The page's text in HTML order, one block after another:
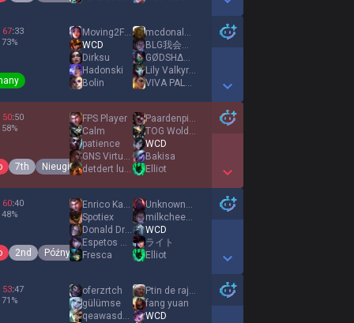
Show More Detail Games
67:33
73%
Moving2Fast
WCD
Dirksu
Hadonski
Bolin
mcdonalds bag
BLG我会赢PWadking
GØDSHΔRD DESCΞNT
Lily Valkyria
VIVA PALESTINA
Show More Detail Games
50:50
58%
7th Nieugięty
FPS Player
Calm
patience
GNS Virtuose
detdert lulu acc
Paardenpikkie
TOG Woldjo
WCD
Bakisa
Elliot
Show More Detail Games
60:40
48%
2nd Późny rozkwit
Enrico Kanciano
Spotiex
Donald Drаper
Espetos Maker
Fresca
UnknownGenius
milkcheesebread
WCD
ライト
Elliot
Show More Detail Games
53:47
71 %
oferzrtch
gülümse
qeawasdasd
Ptin de rajel
fang yuan
WCD